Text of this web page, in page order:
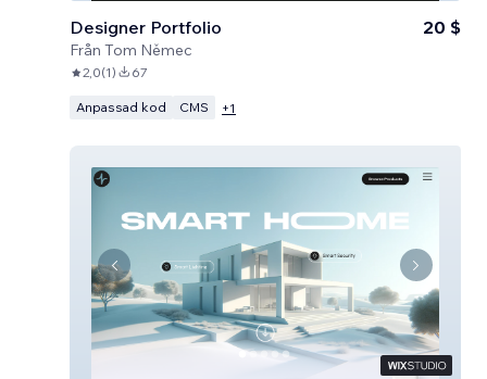
Designer Portfolio
Från Tom Němec
20 $
2,0(1) 67
Anpassad kod CMS +1